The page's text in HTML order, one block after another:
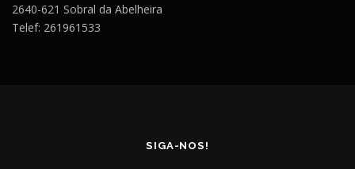
2640-621 Sobral da Abelheira
Telef: 261961533
SIGA-NOS!